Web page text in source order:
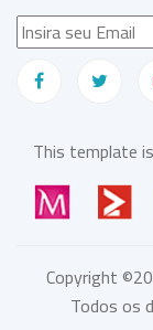
This template
Copyright ©
Todos os